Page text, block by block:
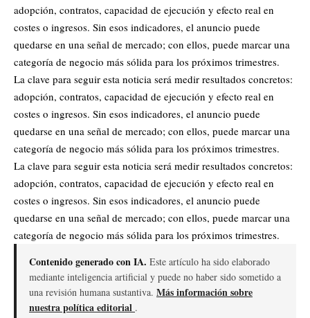
adopción, contratos, capacidad de ejecución y efecto real en
costes o ingresos. Sin esos indicadores, el anuncio puede
quedarse en una señal de mercado; con ellos, puede marcar una
categoría de negocio más sólida para los próximos trimestres.
La clave para seguir esta noticia será medir resultados concretos:
adopción, contratos, capacidad de ejecución y efecto real en
costes o ingresos. Sin esos indicadores, el anuncio puede
quedarse en una señal de mercado; con ellos, puede marcar una
categoría de negocio más sólida para los próximos trimestres.
La clave para seguir esta noticia será medir resultados concretos:
adopción, contratos, capacidad de ejecución y efecto real en
costes o ingresos. Sin esos indicadores, el anuncio puede
quedarse en una señal de mercado; con ellos, puede marcar una
categoría de negocio más sólida para los próximos trimestres.
Contenido generado con IA. Este artículo ha sido elaborado
mediante inteligencia artificial y puede no haber sido sometido a
una revisión humana sustantiva. Más información sobre
nuestra política editorial .